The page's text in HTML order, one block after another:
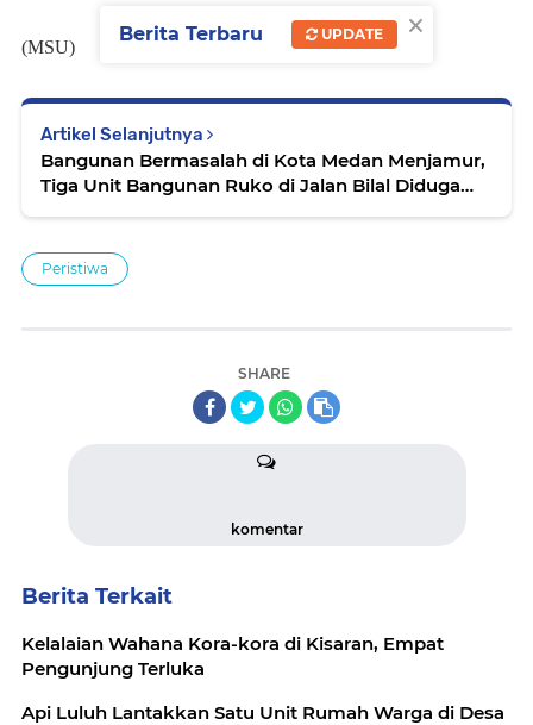
(MSU)
Artikel Selanjutnya
Bangunan Bermasalah di Kota Medan Menjamur,
Tiga Unit Bangunan Ruko di Jalan Bilal Diduga
Peristiwa
SHARE
komentar
Berita Terkait
Kelalaian Wahana Kora-kora di Kisaran, Empat
Pengunjung Terluka
Api Luluh Lantakkan Satu Unit Rumah Warga di Desa
×
Berita Terbaru UPDATE